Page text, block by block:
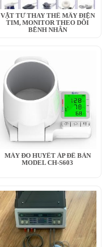
VẬT TƯ THAY THẾ MÂY ĐIỆN
TIM, MONITOR THEO DÕI
BỆNH NHÂN
MÁY ĐO HUYẾT ÁP ĐỂ BÀN
MODEL CH-S603